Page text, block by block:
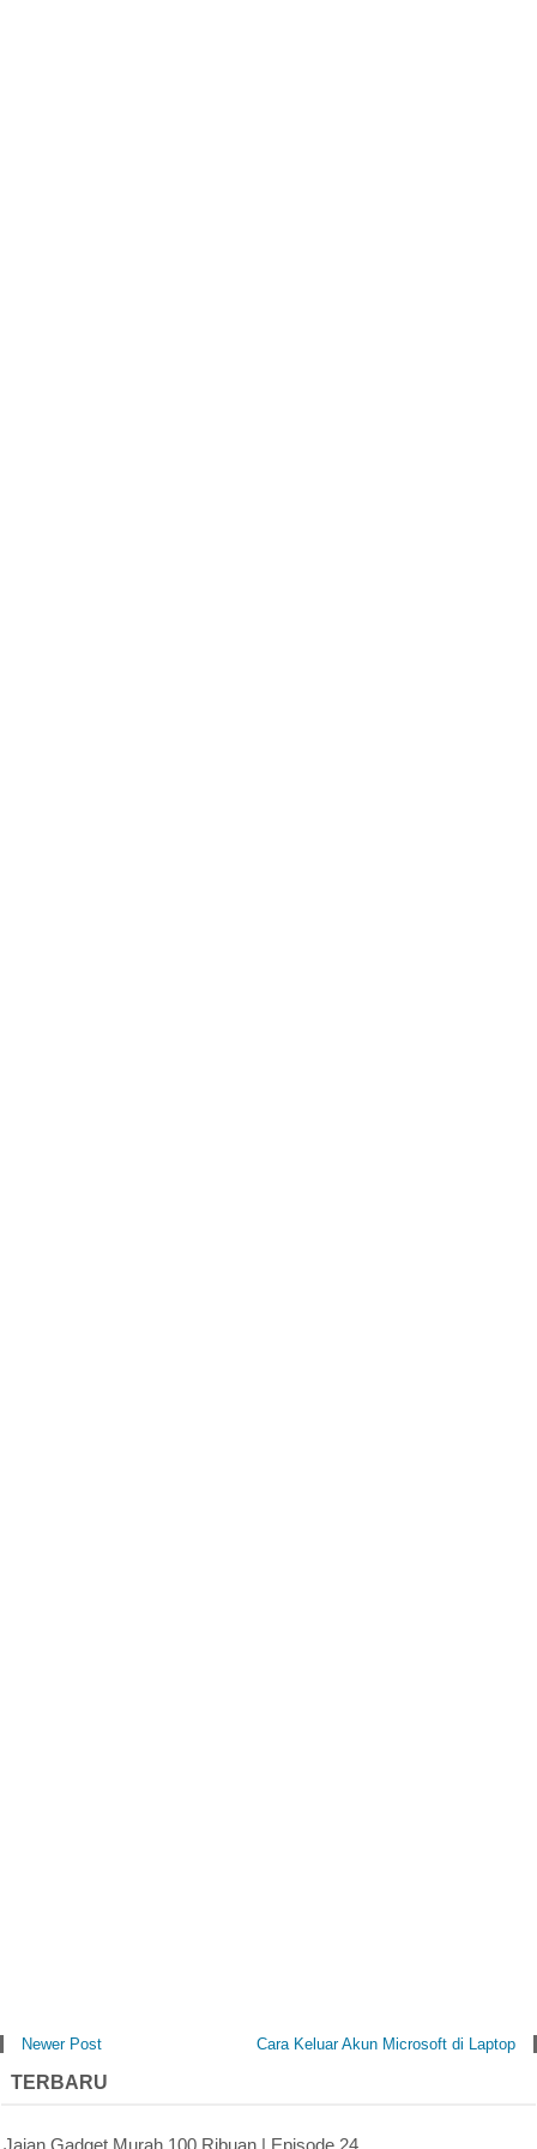
Newer Post Cara Keluar Akun Microsoft di Laptop
TERBARU
Jajan Gadget Murah 100 Ribuan | Episode 24